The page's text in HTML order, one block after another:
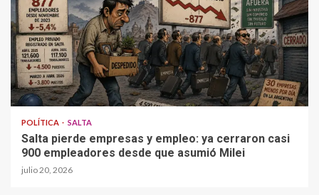
POLÍTICA SALTA
Salta pierde empresas y empleo: ya cerraron casi
900 empleadores desde que asumió Milei
julio 20, 2026